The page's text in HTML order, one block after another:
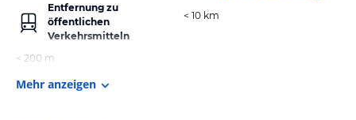
Entfernung zu
öffentlichen
Verkehrsmitteln
< 200 m
< 10 km
Mehr anzeigen